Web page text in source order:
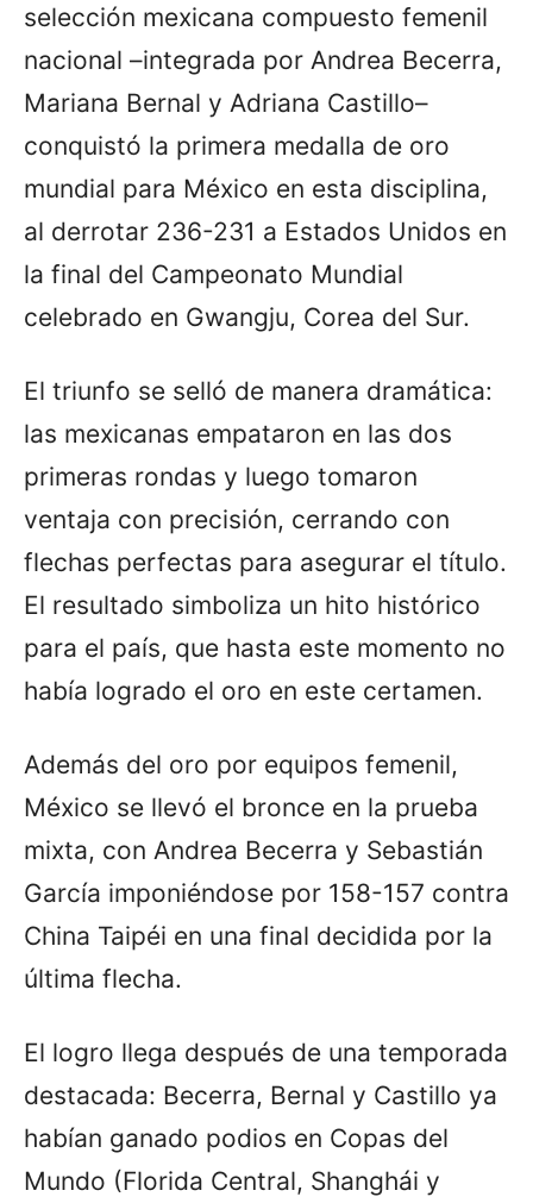
selección mexicana compuesto femenil
nacional –integrada por Andrea Becerra,
Mariana Bernal y Adriana Castillo–
conquistó la primera medalla de oro
mundial para México en esta disciplina,
al derrotar 236-231 a Estados Unidos en
la final del Campeonato Mundial
celebrado en Gwangju, Corea del Sur.
El triunfo se selló de manera dramática:
las mexicanas empataron en las dos
primeras rondas y luego tomaron
ventaja con precisión, cerrando con
flechas perfectas para asegurar el título.
El resultado simboliza un hito histórico
para el país, que hasta este momento no
había logrado el oro en este certamen.
Además del oro por equipos femenil,
México se llevó el bronce en la prueba
mixta, con Andrea Becerra y Sebastián
García imponiéndose por 158-157 contra
China Taipéi en una final decidida por la
última flecha.
El logro llega después de una temporada
destacada: Becerra, Bernal y Castillo ya
habían ganado podios en Copas del
Mundo (Florida Central, Shanghái y